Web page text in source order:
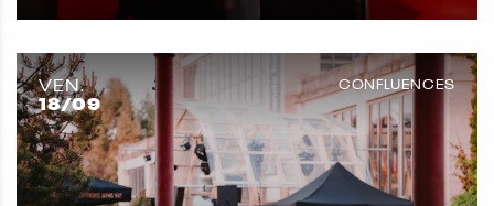
VEN.
18/09
CONFLUENCES